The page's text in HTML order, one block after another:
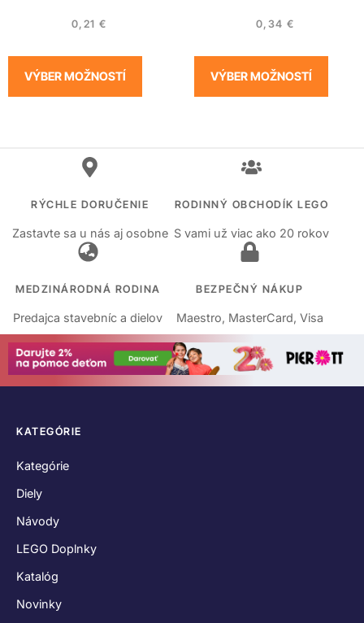
0,21 €
VÝBER MOŽNOSTÍ
0,34 €
VÝBER MOŽNOSTÍ
RÝCHLE DORUČENIE
Zastavte sa u nás aj osobne
RODINNÝ OBCHODÍK LEGO
S vami už viac ako 20 rokov
MEDZINÁRODNÁ RODINA
Predajca stavebníc a dielov
BEZPEČNÝ NÁKUP
Maestro, MasterCard, Visa
KATEGÓRIE
Kategórie
Diely
Návody
LEGO Doplnky
Katalóg
Novinky